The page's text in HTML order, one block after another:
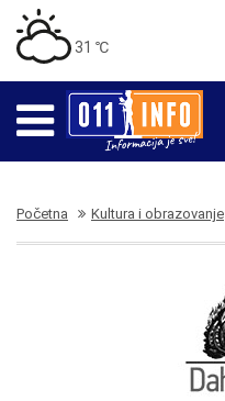
31 ℃
Početna Kultura i obrazovanje